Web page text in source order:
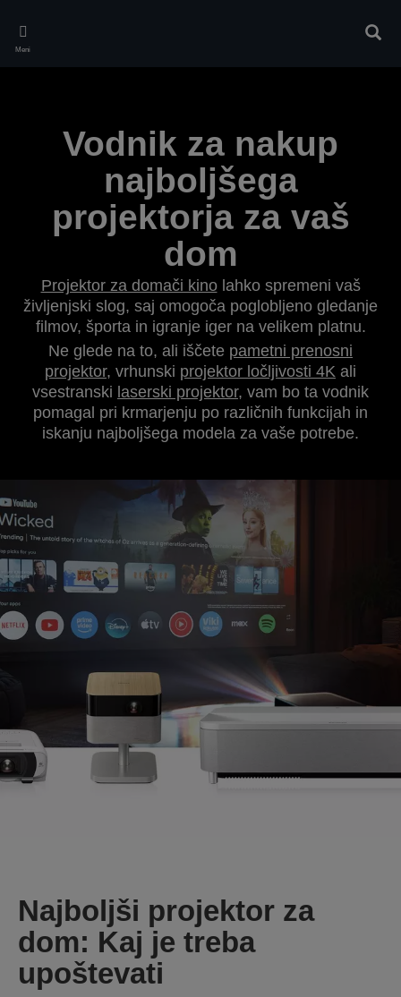
main
Meni
Vodnik za nakup
najboljšega
projektorja za vaš
dom
Projektor za domači kinolahko spremeni vaš
življenjski slog, saj omogoča poglobljeno gledanje
filmov, športa in igranje iger na velikem platnu.
Ne glede na to, ali iščete pametni prenosni
projektor, vrhunski projektor ločljivosti 4K ali
vsestranski laserski projektor, vam bo ta vodnik
pomagal pri krmarjenju po različnih funkcijah in
iskanju najboljšega modela za vaše potrebe.
Najboljši projektor za
dom: Kaj je treba
upoštevati